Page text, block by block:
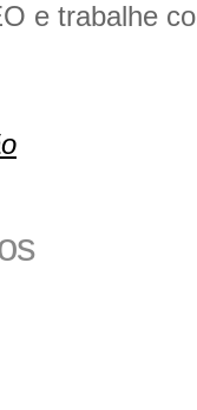
e trabalhe